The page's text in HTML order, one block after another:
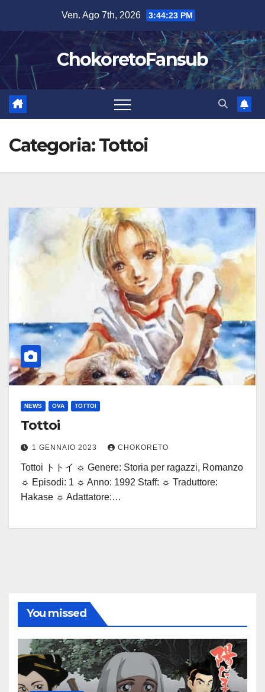
contenuto
Ven. Ago 7th, 2026 3:44:24 PM
ChokoretoFansub
Categoria:Tottoi
NEWS OVA TOTTOI
Tottoi
1 GENNAIO 2023 CHOKORETO
Tottoi トトイ ☼ Genere: Storia per ragazzi, Romanzo
☼ Episodi: 1 ☼ Anno: 1992 Staff: ☼ Traduttore:
Hakase ☼ Adattatore:…
You missed